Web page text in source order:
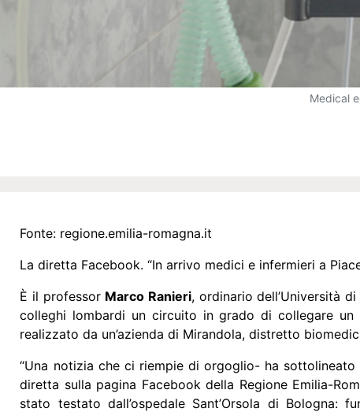
Medical
Fonte: regione.emilia-romagna.it
La diretta Facebook. “In arrivo medici e infermieri a
È il professor Marco Ranieri, ordinario dell’Università
colleghi lombardi un circuito in grado di collegare
realizzato da un’azienda di Mirandola, distretto
“Una notizia che ci riempie di orgoglio- ha
diretta sulla pagina Facebook della Regione Emilia-
stato testato dall’ospedale Sant’Orsola di